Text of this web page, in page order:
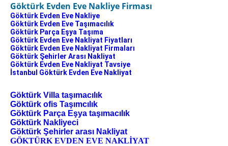
Göktürk Evden Eve Nakliye Firması
Göktürk Evden Eve Nakliye
Göktürk Evden Eve Taşımacılık
Göktürk Parça Eşya Taşıma
Göktürk Evden Eve Nakliyat Fiyatları
Göktürk Evden Eve Nakliyat Firmaları
Göktürk Şehirler Arası Nakliyat
Göktürk Evden Eve Nakliyat Tavsiye
İstanbul Göktürk Evden Eve Nakliyat
Göktürk Villa taşımacılık
Göktürk ofis Taşımcılık
Göktürk Parça Eşya taşımacılık
Göktürk Nakliyeci
Göktürk Şehirler arası Nakliyat
GÖKTÜRK EVDEN EVE NAKLİYAT